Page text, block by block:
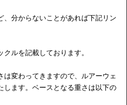
分からないことがあれば下記リン
ルを記載しております。
は変わってきますので、ルアーウェ
します。ベースとなる重さは以下の